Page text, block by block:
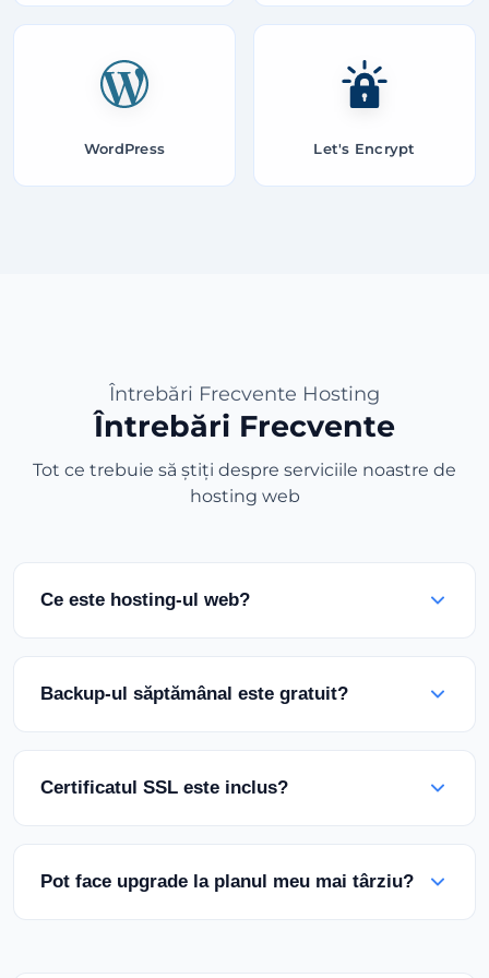
WordPress Let's Encrypt
Întrebări Frecvente Hosting
Întrebări Frecvente
Tot ce trebuie să știți despre serviciile noastre de
hosting web
Ce este hosting-ul web?
spațiul pe server, lățimea de bandă și tehnologia
necesare pentru a face site-ul dvs. accesibil
Backup-ul săptămânal este gratuit?
rămân în siguranță și puteți restaura la orice
punct anterior cu un singur click atunci când
Certificatul SSL este inclus?
reînnoire automată. Acest lucru asigură că site-ul
dvs. este securizat și de încredere pentru
Pot face upgrade la planul meu mai târziu?